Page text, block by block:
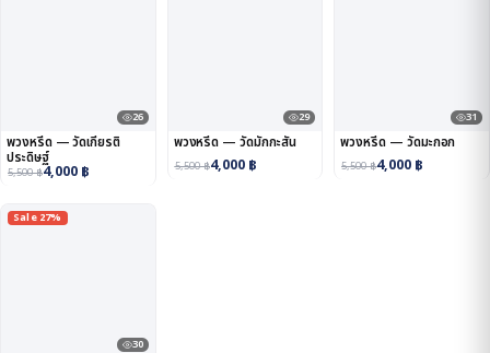
26
พวงหรีด — วัดเกียรติ
ประดิษฐ์
5,500฿4,000 ฿
29
พวงหรีด — วัดมักกะสัน
5,500฿4,000 ฿
31
พวงหรีด — วัดมะกอก
5,500฿4,000 ฿
Sale 27%
30